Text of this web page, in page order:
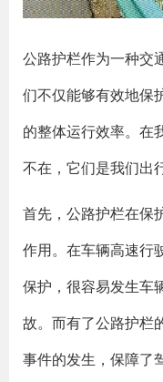
公路护栏作为一种交
们不仅能够有效地保
的整体运行效率。在
不在，它们是我们出
首先，公路护栏在保
作用。在车辆高速行
保护，很容易发生车
故。而有了公路护栏
事件的发生，保障了